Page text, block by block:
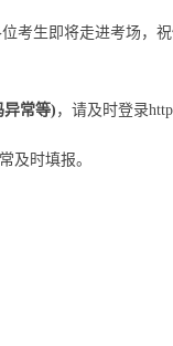
考生即将走进考场，
异常等) ，请及时登录
及时填报。